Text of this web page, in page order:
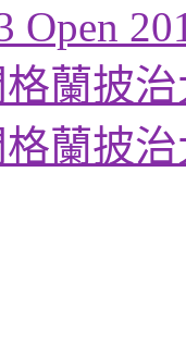
Open
蘭披
蘭披